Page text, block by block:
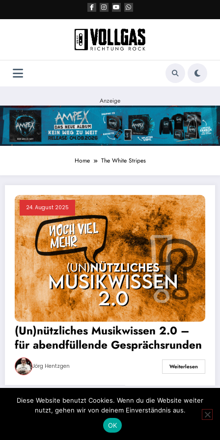
Anzeige
Home The White Stripes
24. August 2025
(Un)nützliches Musikwissen 2.0 –
für abendfüllende Gesprächsrunden
Jörg Hentzgen Weiterlesen
Impressum Datenschutz
Diese Website benutzt Cookies. Wenn du die Website weiter
nutzt, gehen wir von deinem Einverständnis aus.
OK